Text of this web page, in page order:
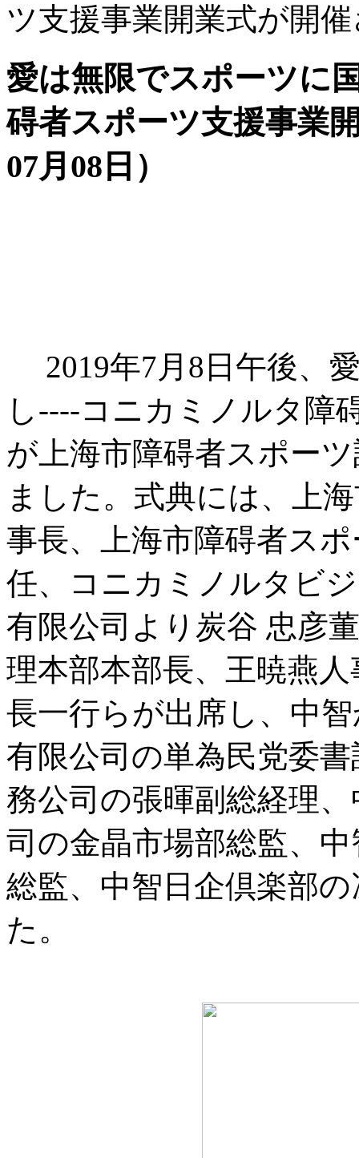
ツ支援事業開業式が開
愛は無限でスポーツに
碍者スポーツ支援事業
07月08日）
2019年7月8日午後、
し----コニカミノルタ障
が上海市障碍者スポー
ました。式典には、上
事長、上海市障碍者ス
任、コニカミノルタビ
有限公司より炭谷 忠彦
理本部本部長、王暁燕
長一行らが出席し、中
有限公司の単為民党委
務公司の張暉副総経理
司の金晶市場部総監、
総監、中智日企倶楽部
た。